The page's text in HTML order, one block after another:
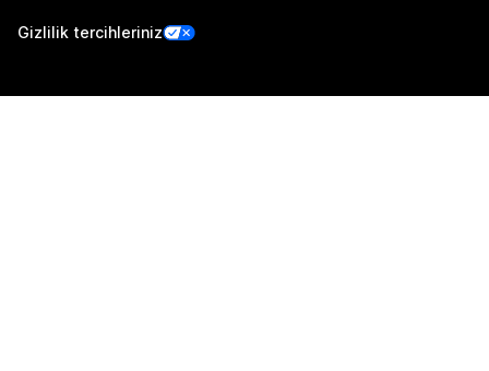
Gizlilik tercihleriniz